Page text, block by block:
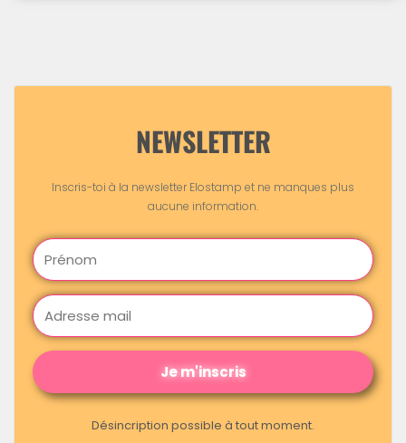
NEWSLETTER
Inscris-toi à la newsletter Elostamp et ne manques plus
aucune information.
Je m'inscris
Désincription possible à tout moment.